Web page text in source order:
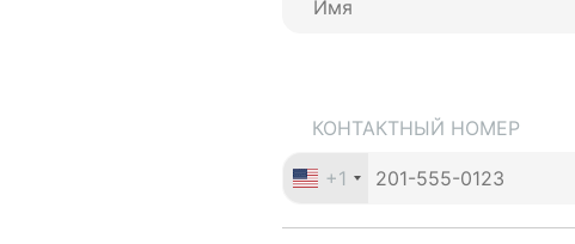
КОНТАКТНЫЙ НОМЕР
+1